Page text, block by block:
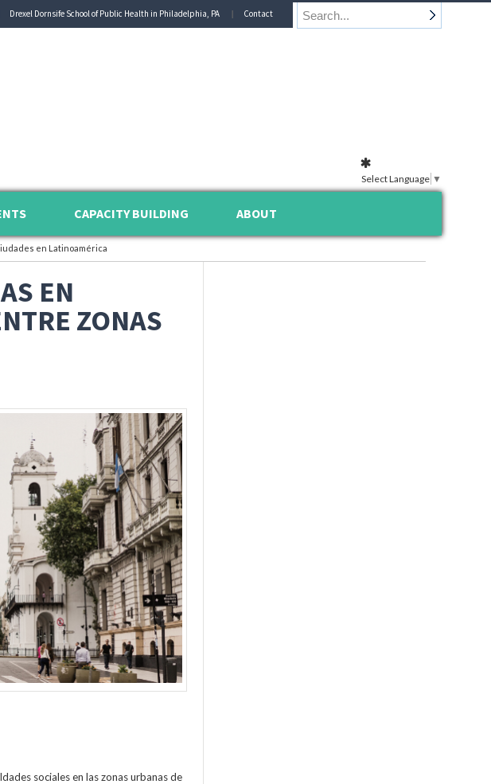
Drexel Dornsife School of Public Health in Philadelphia, PA Contact
CAPACITY BUILDING ABOUT
en Latinoamérica
EN
ZONAS
sociales en las zonas urbanas de
Select Language ▼